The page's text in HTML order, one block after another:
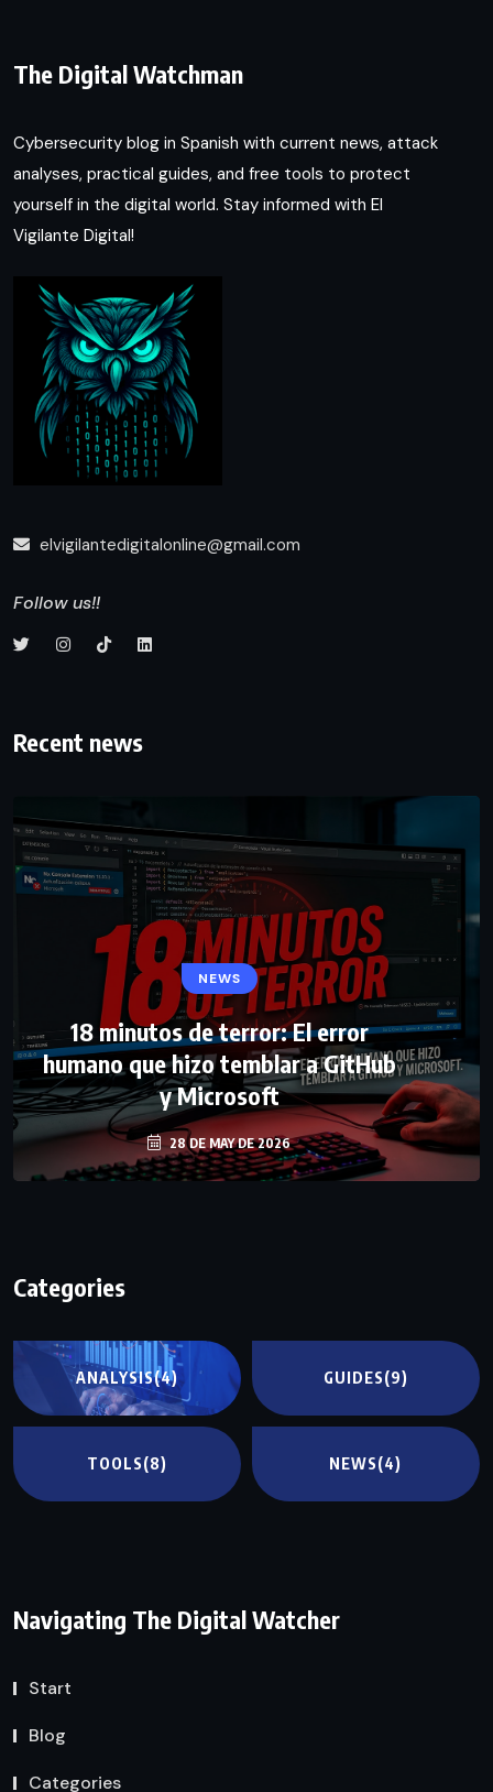
The Digital Watchman
Cybersecurity blog in Spanish with current news, attack
analyses, practical guides, and free tools to protect
yourself in the digital world. Stay informed with El
Vigilante Digital!
elvigilantedigitalonline@gmail.com
Follow us!!
Recent news
NEWS
18 minutos de terror: El error
humano que hizo temblar a GitHub
y Microsoft
28 DE MAY DE 2026
Categories
ANALYSIS(4) GUIDES(9)
TOOLS(8) NEWS(4)
Navigating The Digital Watcher
Start
Blog
Categories